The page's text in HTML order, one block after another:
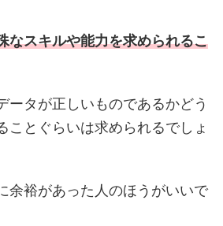
なスキルや能力を求められるこ
ータが正しいものであるかどう
ことぐらいは求められるでしょ
余裕があった人のほうがいいで